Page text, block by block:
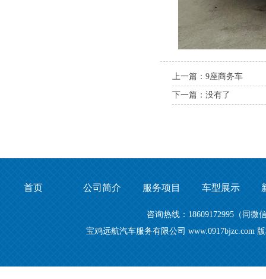
上一篇：9座商务车
下一篇：没有了
首页 公司简介 服务项目 车型展示
咨询热线：18609172995（同
宝鸡远航汽车服务有限公司